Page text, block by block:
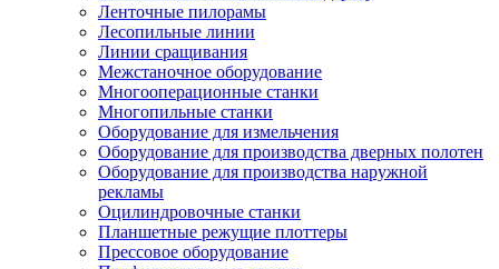
Ленточные пилорамы
Лесопильные линии
Линии сращивания
Межстаночное оборудование
Многооперационные станки
Многопильные станки
Оборудование для измельчения
Оборудование для производства дверных полотен
Оборудование для производства наружной
рекламы
Оцилиндровочные станки
Планшетные режущие плоттеры
Прессовое оборудование